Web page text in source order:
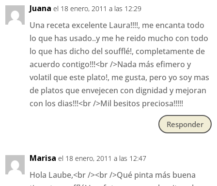
Juana el 18 enero, 2011 a las 12:29
Una receta excelente Laura!!!!, me encanta todo
lo que has usado..y me he reido mucho con todo
lo que has dicho del soufflé!, completamente de
acuerdo contigo!!!<br />Nada más efimero y
volatil que este plato!, me gusta, pero yo soy mas
de platos que envejecen con dignidad y mejoran
con los dias!!!<br />Mil besitos preciosa!!!!!
Responder
Marisa el 18 enero, 2011 a las 12:47
Hola Laube,<br /><br />Qué pinta más buena